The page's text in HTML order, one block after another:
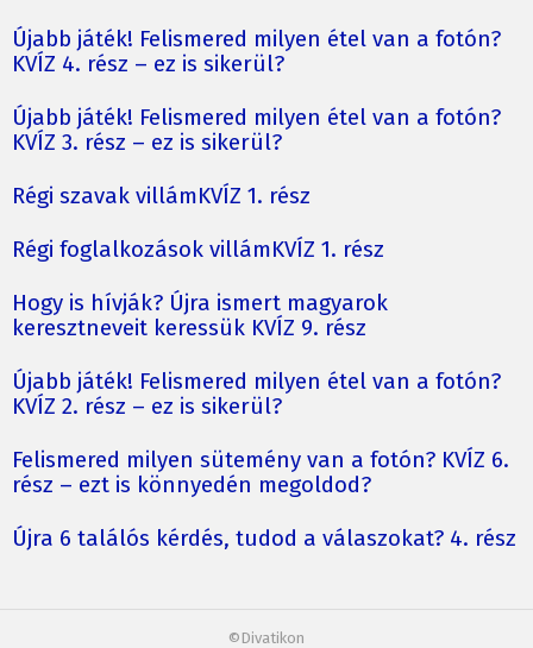
Újabb játék! Felismered milyen étel van a fotón?
KVÍZ 4. rész – ez is sikerül?
Újabb játék! Felismered milyen étel van a fotón?
KVÍZ 3. rész – ez is sikerül?
Régi szavak villámKVÍZ 1. rész
Régi foglalkozások villámKVÍZ 1. rész
Hogy is hívják? Újra ismert magyarok
keresztneveit keressük KVÍZ 9. rész
Újabb játék! Felismered milyen étel van a fotón?
KVÍZ 2. rész – ez is sikerül?
Felismered milyen sütemény van a fotón? KVÍZ 6.
rész – ezt is könnyedén megoldod?
Újra 6 találós kérdés, tudod a válaszokat? 4. rész
©Divatikon